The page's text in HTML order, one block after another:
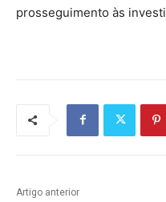
prosseguimento às
Artigo anterior